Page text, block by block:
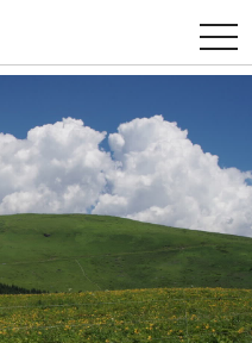
t
o
g
a
v
g
a
t
o
n